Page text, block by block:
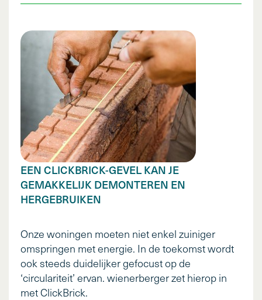
EEN CLICKBRICK-GEVEL KAN JE
GEMAKKELIJK DEMONTEREN EN
HERGEBRUIKEN
Onze woningen moeten niet enkel zuiniger
omspringen met energie. In de toekomst wordt
ook steeds duidelijker gefocust op de
‘circulariteit’ ervan. wienerberger zet hierop in
met ClickBrick.